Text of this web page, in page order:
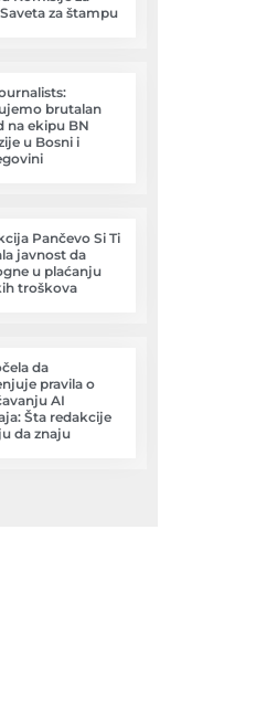
za štampu
brutalan
na ekipu BN
u Bosni i
Pančevo Si Ti
javnost da
u plaćanju
troškova
da
pravila o
AI
Šta redakcije
da znaju